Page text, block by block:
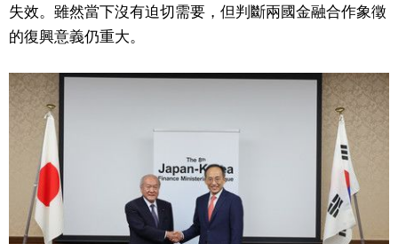
運動
娛樂
教育
工作勞動
家庭
失效。雖然當下沒有迫切需要，但判斷兩國金融合作象徵
的復興意義仍重大。